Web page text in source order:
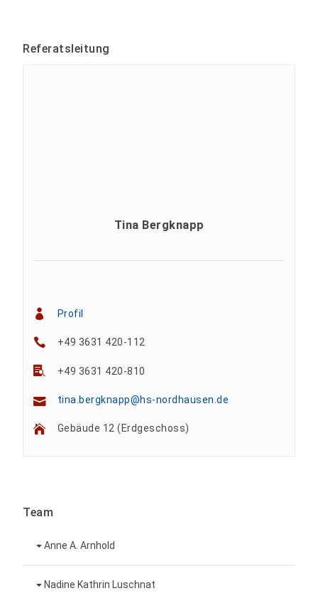
Referatsleitung
Tina Bergknapp
Profil
+49 3631 420-112
+49 3631 420-810
tina.bergknapp@hs-nordhausen.de
Gebäude 12 (Erdgeschoss)
Team
Anne A. Arnhold
Technische Mitarbeiterin
Nadine Kathrin Luschnat